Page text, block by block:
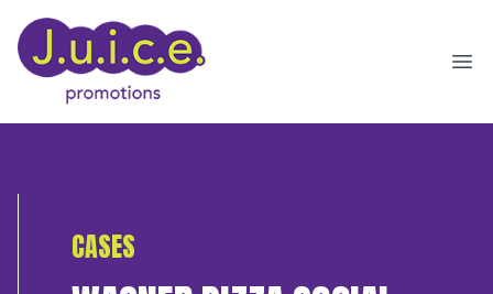
CASES